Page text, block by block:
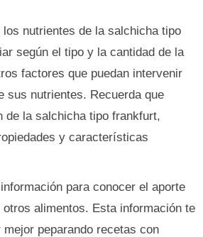
nutrientes de la salchicha tipo
según el tipo y la cantidad de la
factores que puedan intervenir
sus nutrientes. Recuerda que
de la salchicha tipo frankfurt,
y características
para conocer el aporte
alimentos. Esta información te
mejor peparando recetas con